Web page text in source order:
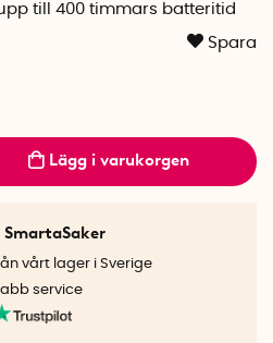
till 400 timmars batteritid
Spara
Lägg i varukorgen
vårt lager i Sverige
service